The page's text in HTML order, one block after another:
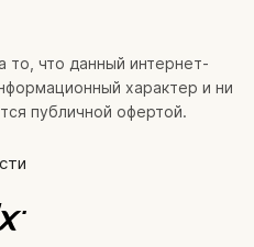
что данный интернет-
характер и ни
публичной офертой.